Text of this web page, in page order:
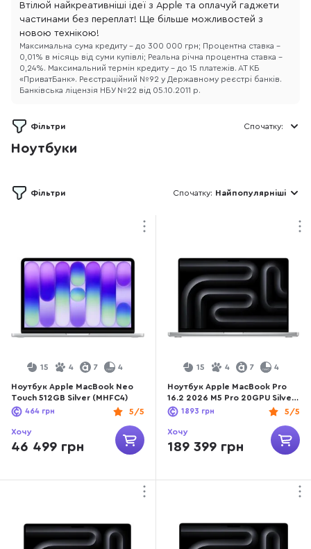
Втілюй найкреативніші ідеї з Apple та оплачуй гаджети
частинами без переплат! Ще більше можливостей з
новою технікою!
Максимальна сума кредиту – до 300 000 грн; Процентна ставка –
0,01% в місяць від суми купівлі; Реальна річна процентна ставка –
0,24%. Максимальний термін кредиту – до 15 платежів. АТ КБ
«ПриватБанк». Реєстраційний №92 у Державному реєстрі банків.
Банківська ліцензія НБУ №22 від 05.10.2011 р.
Фільтри Спочатку:
Ноутбуки
Фільтри Спочатку: Найпопулярніші
15 4 7 4
Ноутбук Apple MacBook Neo
Touch 512GB Silver (MHFC4)
5/5
464 грн
Хочу
46 499 грн
15 4 7 4
Ноутбук Apple MacBook Pro
16.2 2026 M5 Pro 20GPU Silver
(MGE44)
5/5
1893 грн
Хочу
189 399 грн